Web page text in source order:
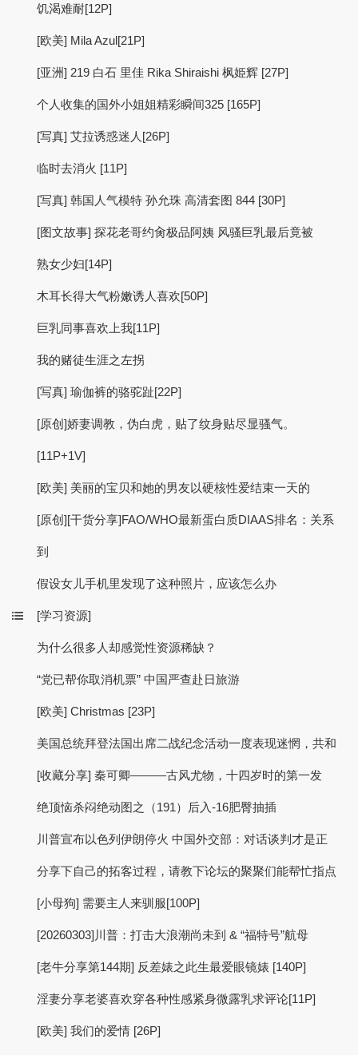
饥渴难耐[12P]
[欧美] Mila Azul[21P]
[亚洲] 219 白石 里佳 Rika Shiraishi 枫姫辉 [27P]
个人收集的国外小姐姐精彩瞬间325 [165P]
[写真] 艾拉诱惑迷人[26P]
临时去消火 [11P]
[写真] 韩国人气模特 孙允珠 高清套图 844 [30P]
[图文故事] 探花老哥约肏极品阿姨 风骚巨乳最后竟被
熟女少妇[14P]
木耳长得大气粉嫩诱人喜欢[50P]
巨乳同事喜欢上我[11P]
我的赌徒生涯之左拐
[写真] 瑜伽裤的骆驼趾[22P]
[原创]娇妻调教，伪白虎，贴了纹身贴尽显骚气。
[11P+1V]
[欧美] 美丽的宝贝和她的男友以硬核性爱结束一天的
[原创][干货分享]FAO/WHO最新蛋白质DIAAS排名：关系
到
假设女儿手机里发现了这种照片，应该怎么办
[学习资源]
为什么很多人却感觉性资源稀缺？
“党已帮你取消机票” 中国严查赴日旅游
[欧美] Christmas [23P]
美国总统拜登法国出席二战纪念活动一度表现迷惘，共和
[收藏分享] 秦可卿———古风尤物，十四岁时的第一发
绝顶恼杀闷绝动图之（191）后入-16肥臀抽插
川普宣布以色列伊朗停火 中国外交部：对话谈判才是正
分享下自己的拓客过程，请教下论坛的聚聚们能帮忙指点
[小母狗] 需要主人来驯服[100P]
[20260303]川普：打击大浪潮尚未到 & “福特号”航母
[老牛分享第144期] 反差婊之此生最爱眼镜婊 [140P]
淫妻分享老婆喜欢穿各种性感紧身微露乳求评论[11P]
[欧美] 我们的爱情 [26P]